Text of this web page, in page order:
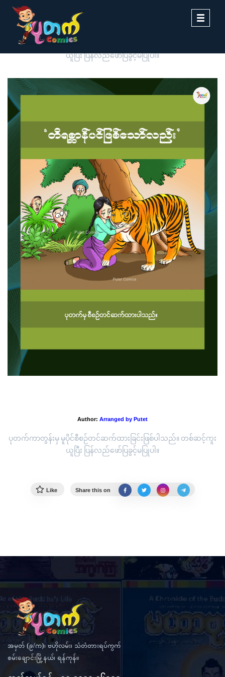
Toggle
ပုတက်ကာတွန်းမှ မူပိုင်စီစဉ်တင်ဆက်ထားခြင်းဖြစ်ပါသည်။ တစ်ဆင့်ကူး
ယူပြီး ပြန်လည်ဖော်ပြခွင့်မပြုပါ။
Author: Arranged by Putet
ပုတက်ကာတွန်းမှ မူပိုင်စီစဉ်တင်ဆက်ထားခြင်းဖြစ်ပါသည်။ တစ်ဆင့်ကူး
ယူပြီး ပြန်လည်ဖော်ပြခွင့်မပြုပါ။
Like Share this on
အမှတ် (၉/က)၊ ဗဟိုလမ်း၊ သံတံတားရပ်ကွက်
စမ်းချောင်းမြို့နယ်၊ ရန်ကုန်။